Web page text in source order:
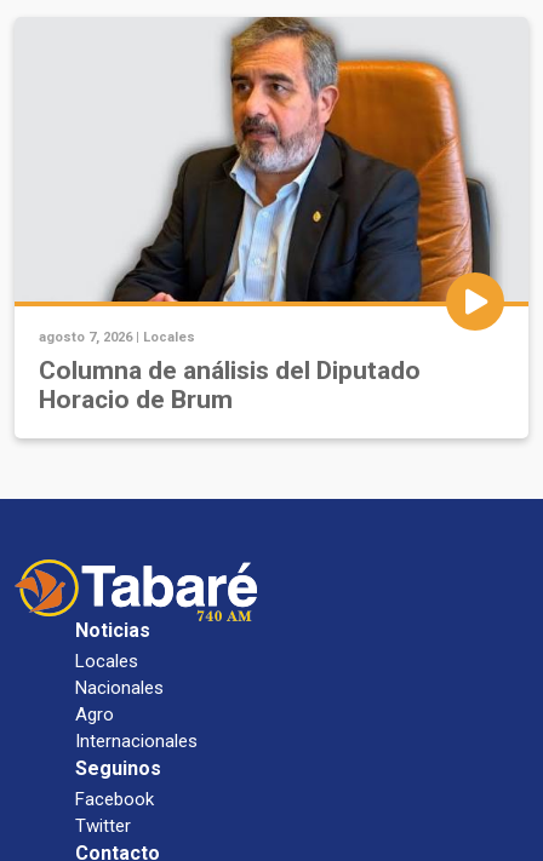
agosto 7, 2026 | Locales
Columna de análisis del Diputado
Horacio de Brum
Noticias
Locales
Nacionales
Agro
Internacionales
Seguinos
Facebook
Twitter
Contacto